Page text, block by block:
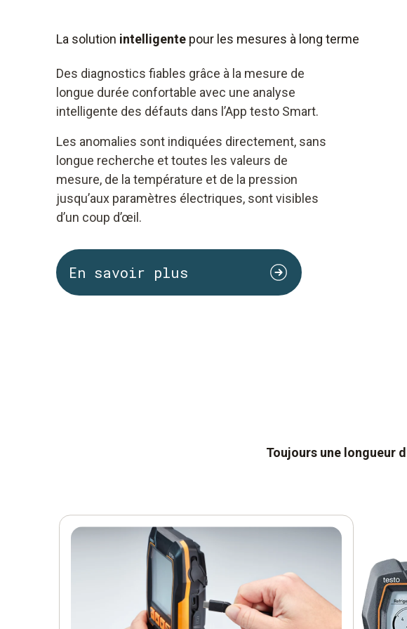
La solution intelligente pour les mesures à long terme
Des diagnostics fiables grâce à la mesure de
longue durée confortable avec une analyse
intelligente des défauts dans l’App testo Smart.
Les anomalies sont indiquées directement, sans
longue recherche et toutes les valeurs de
mesure, de la température et de la pression
jusqu’aux paramètres électriques, sont visibles
d’un coup d’œil.
En savoir plus
Toujours une longueur